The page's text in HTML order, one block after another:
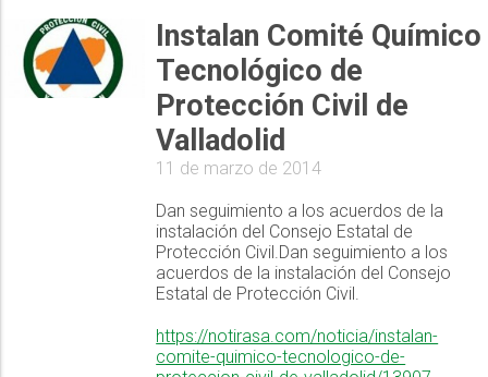
Instalan Comité Químico
Tecnológico de
Protección Civil de
Valladolid
11 de marzo de 2014
Dan seguimiento a los acuerdos de la
instalación del Consejo Estatal de
Protección Civil.Dan seguimiento a los
acuerdos de la instalación del Consejo
Estatal de Protección Civil.
https://notirasa.com/noticia/instalan-
comite-quimico-tecnologico-de-